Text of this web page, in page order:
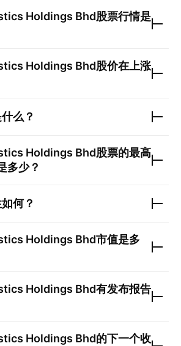
Holdings Bhd股票行情是
Holdings Bhd股价在上涨
么？
Holdings Bhd股票的最高
多少？
何？
Holdings Bhd市值是多
Holdings Bhd有发布报告
Holdings Bhd的下一个收